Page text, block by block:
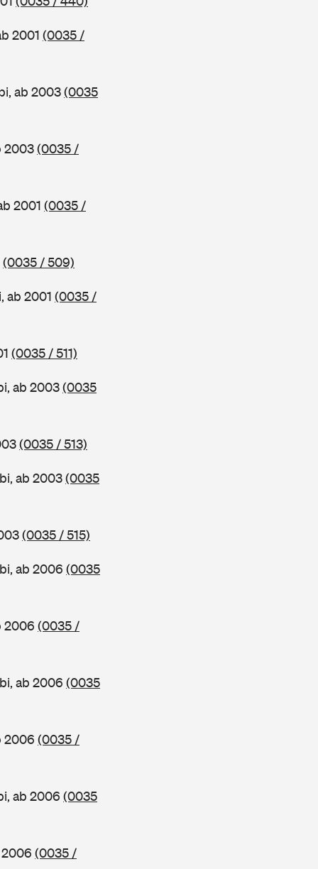
2001 (0035 /
ab 2003(0035
2003(0035 /
2001 (0035 /
(0035 / 509)
ab 2001 (0035 /
(0035 / 511)
ab 2003(0035
(0035 / 513)
ab 2003(0035
(0035 / 515)
ab 2006 (0035
2006 (0035 /
ab 2006 (0035
2006 (0035 /
ab 2006 (0035
2006 (0035 /